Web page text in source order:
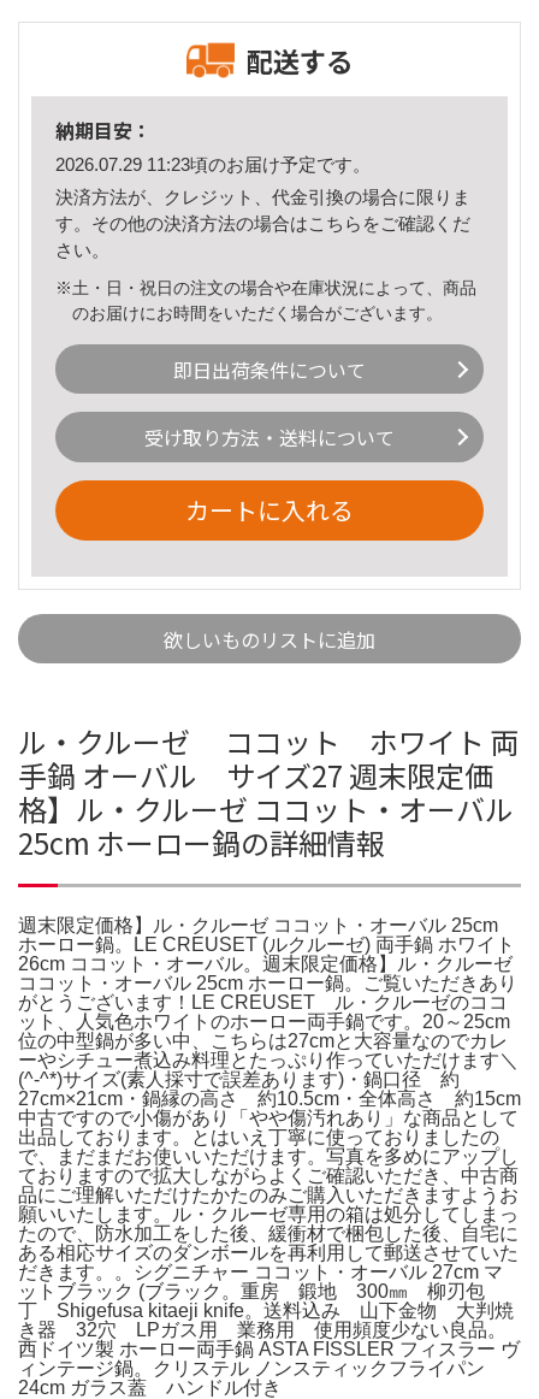
配送する
納期目安：
2026.07.29 11:23頃のお届け予定です。
決済方法が、クレジット、代金引換の場合に限りま
す。その他の決済方法の場合はこちら をご確認くだ
さい。
※土・日・祝日の注文の場合や在庫状況によって、商品
のお届けにお時間をいただく場合がございます。
即日出荷条件について
受け取り方法・送料について
カートに入れる
欲しいものリストに追加
ル・クルーゼ ココット ホワイト 両
手鍋 オーバル サイズ27 週末限定価
格】ル・クルーゼ ココット・オーバル
25cm ホーロー鍋の詳細情報
週末限定価格】ル・クルーゼ ココット・オーバル 25cm
ホーロー鍋。LE CREUSET (ルクルーゼ) 両手鍋 ホワイト
26cm ココット・オーバル。週末限定価格】ル・クルーゼ
ココット・オーバル 25cm ホーロー鍋。ご覧いただきあり
がとうございます！LE CREUSET ル・クルーゼのココ
ット、人気色ホワイトのホーロー両手鍋です。20～25cm
位の中型鍋が多い中、こちらは27cmと大容量なのでカレ
ーやシチュー煮込み料理とたっぷり作っていただけます＼
(^-^*)サイズ(素人採寸で誤差あります)・鍋口径 約
27cm×21cm・鍋縁の高さ 約10.5cm・全体高さ 約15cm
中古ですので小傷があり「やや傷汚れあり」な商品として
出品しております。とはいえ丁寧に使っておりましたの
で、まだまだお使いいただけます。写真を多めにアップし
ておりますので拡大しながらよくご確認いただき、中古商
品にご理解いただけたかたのみご購入いただきますようお
願いいたします。ル・クルーゼ専用の箱は処分してしまっ
たので、防水加工をした後、緩衝材で梱包した後、自宅に
ある相応サイズのダンボールを再利用して郵送させていた
だきます。。シグニチャー ココット・オーバル 27cm マ
ットブラック (ブラック。重房 鍛地 300㎜ 柳刃包
丁 Shigefusa kitaeji knife。送料込み 山下金物 大判焼
き器 32穴 LPガス用 業務用 使用頻度少ない良品。
西ドイツ製 ホーロー両手鍋 ASTA FISSLER フィスラー ヴ
ィンテージ鍋。クリステル ノンスティックフライパン
24cm ガラス蓋 ハンドル付き